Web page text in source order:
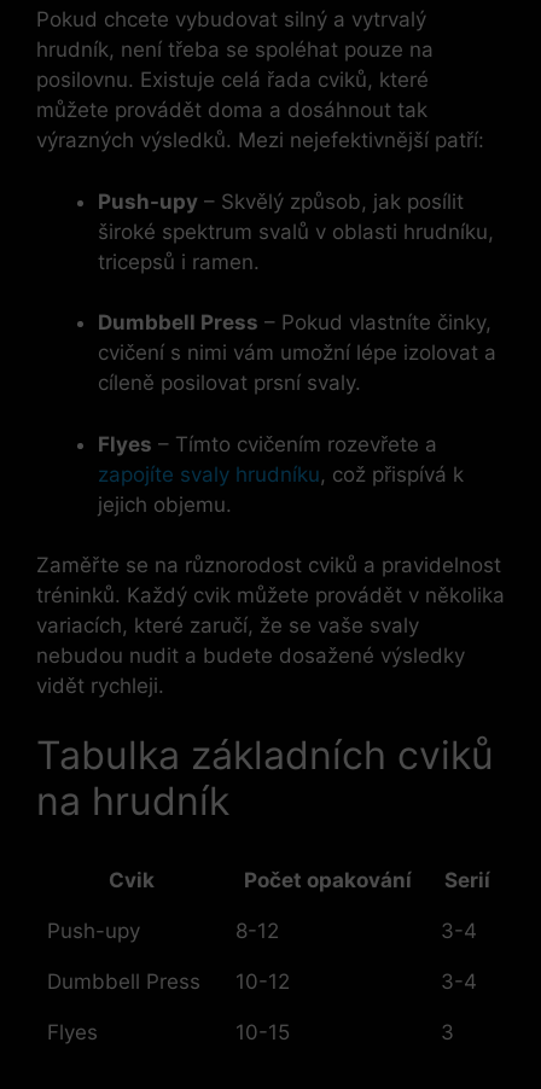
Pokud chcete vybudovat silný a vytrvalý
hrudník, není třeba se spoléhat pouze na
posilovnu. Existuje celá řada cviků, které
můžete provádět doma a dosáhnout tak
výrazných výsledků. Mezi nejefektivnější patří:
Push-upy – Skvělý způsob, jak posílit
široké spektrum svalů v oblasti hrudníku,
tricepsů i ramen.
Dumbbell Press – Pokud vlastníte činky,
cvičení s nimi vám umožní lépe izolovat a
cíleně posilovat prsní svaly.
Flyes – Tímto cvičením rozevřete a
zapojíte svaly hrudníku, což přispívá k
jejich objemu.
Zaměřte se na různorodost cviků a pravidelnost
tréninků. Každý cvik můžete provádět v několika
variacích, které zaručí, že se vaše svaly
nebudou nudit a budete dosažené výsledky
vidět rychleji.
Tabulka základních cviků
na hrudník
Cvik Počet opakování Serií
Push-upy 8-12 3-4
Dumbbell Press 10-12 3-4
Flyes 10-15 3